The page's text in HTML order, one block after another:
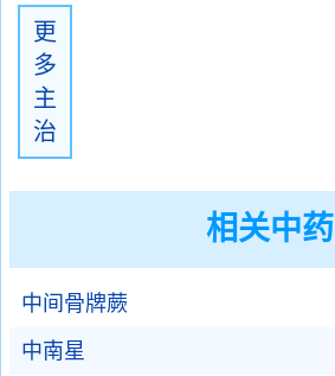
更
多
主
治
相关中药
中间骨牌蕨
中南星